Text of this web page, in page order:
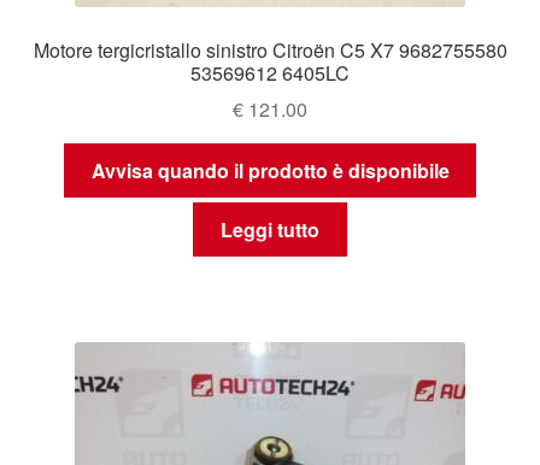
Motore tergicristallo sinistro Citroën C5 X7 9682755580
53569612 6405LC
€ 121.00
Avvisa quando il prodotto è disponibile
Leggi tutto